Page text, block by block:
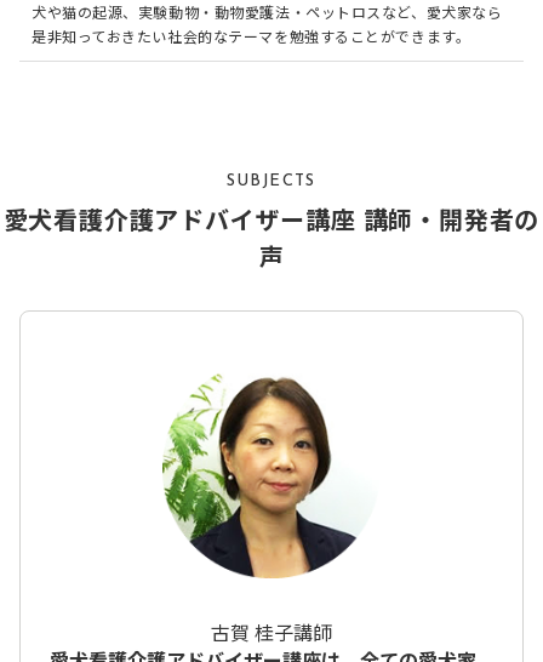
犬や猫の起源、実験動物・動物愛護法・ペットロスなど、愛犬家なら
是非知っておきたい社会的なテーマを勉強することができます。
SUBJECTS
愛犬看護介護アドバイザー講座 講師・開発者の
声
古賀 桂子講師